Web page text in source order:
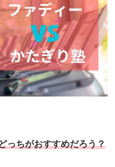
っちがおすすめだろう？